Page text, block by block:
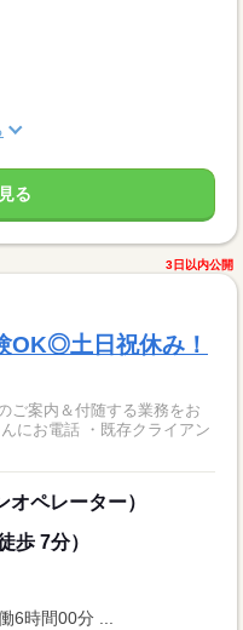
る
3日以内公開
OK◎土日祝休み！
ご案内＆付随する業務をお
ペレーター）
歩 7分）
6時間00分 ...